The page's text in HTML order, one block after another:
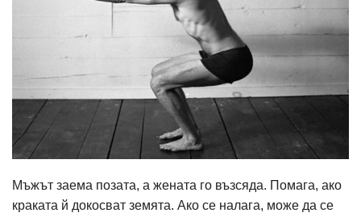
Мъжът заема позата, а жената го възсяда. Помага, ако
краката й докосват земята. Ако се налага, може да се